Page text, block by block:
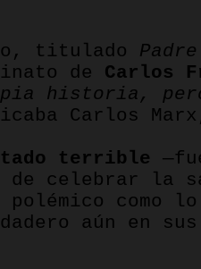
titulado
de Carlos
historia,
Carlos
terrible
celebrar la
polémico como
aún en sus